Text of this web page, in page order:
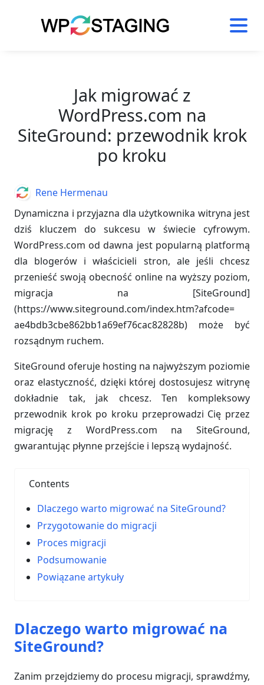
Jak migrować z
WordPress.com na
SiteGround: przewodnik krok
po kroku
Dynamiczna i przyjazna dla użytkownika witryna jest
dziś kluczem do sukcesu w świecie cyfrowym.
WordPress.com od dawna jest popularną platformą
dla blogerów i właścicieli stron, ale jeśli chcesz
przenieść swoją obecność online na wyższy poziom,
migracja na [SiteGround]
(https://www.siteground.com/index.htm?afcode=
ae4bdb3cbe862bb1a69ef76cac82828b) może być
rozsądnym ruchem.
SiteGround oferuje hosting na najwyższym poziomie
oraz elastyczność, dzięki której dostosujesz witrynę
dokładnie tak, jak chcesz. Ten kompleksowy
przewodnik krok po kroku przeprowadzi Cię przez
migrację z WordPress.com na SiteGround,
gwarantując płynne przejście i lepszą wydajność.
Contents
Dlaczego warto migrować na SiteGround?
Przygotowanie do migracji
Proces migracji
Podsumowanie
Powiązane artykuły
Dlaczego warto migrować na
SiteGround?
Zanim przejdziemy do procesu migracji, sprawdźmy,
AuthorRene Hermenau